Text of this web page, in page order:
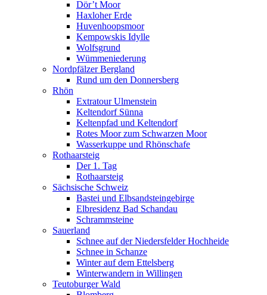
Dör’t Moor
Haxloher Erde
Huvenhoopsmoor
Kempowskis Idylle
Wolfsgrund
Wümmeniederung
Nordpfälzer Bergland
Rund um den Donnersberg
Rhön
Extratour Ulmenstein
Keltendorf Sünna
Keltenpfad und Keltendorf
Rotes Moor zum Schwarzen Moor
Wasserkuppe und Rhönschafe
Rothaarsteig
Der 1. Tag
Rothaarsteig
Sächsische Schweiz
Bastei und Elbsandsteingebirge
Elbresidenz Bad Schandau
Schrammsteine
Sauerland
Schnee auf der Niedersfelder Hochheide
Schnee in Schanze
Winter auf dem Ettelsberg
Winterwandern in Willingen
Teutoburger Wald